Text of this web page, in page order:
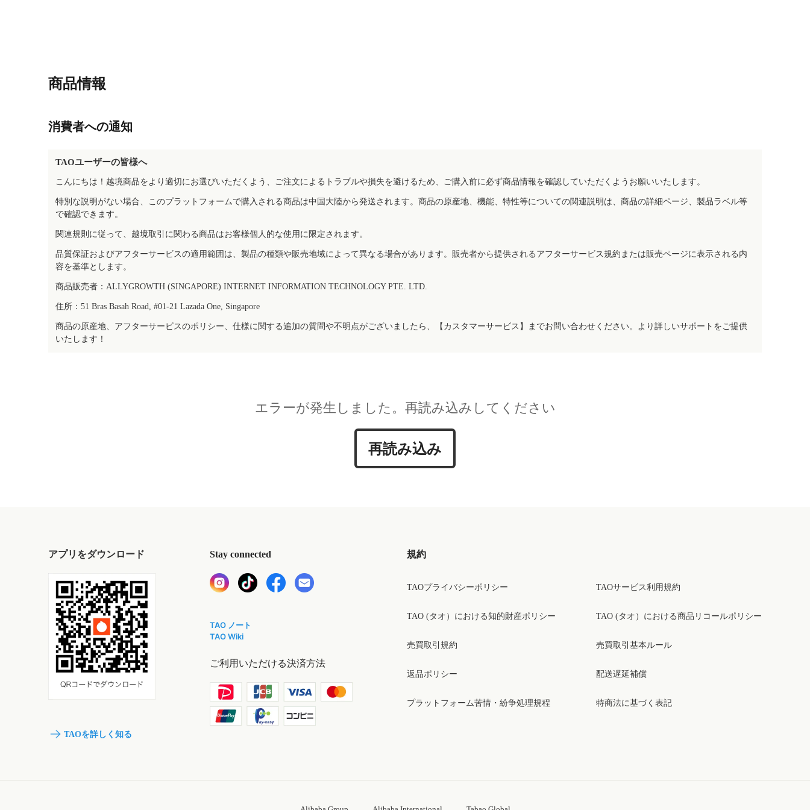
商品情報
消費者への通知
TAOユーザーの皆様へ
こんにちは！越境商品をより適切にお選びいただくよう、ご注文によるトラブルや損失を避けるため、ご購入前に必ず商品情報を確認していただくようお願いいたします。
特別な説明がない場合、このプラットフォームで購入される商品は中国大陸から発送されます。商品の原産地、機能、特性等についての関連説明は、商品の詳細ページ、製品ラベル等
で確認できます。
関連規則に従って、越境取引に関わる商品はお客様個人的な使用に限定されます。
品質保証およびアフターサービスの適用範囲は、製品の種類や販売地域によって異なる場合があります。販売者から提供されるアフターサービス規約または販売ページに表示される内
容を基準とします。
商品販売者：ALLYGROWTH (SINGAPORE) INTERNET INFORMATION TECHNOLOGY PTE. LTD.
住所：51 Bras Basah Road, #01-21 Lazada One, Singapore
商品の原産地、アフターサービスのポリシー、仕様に関する追加の質問や不明点がございましたら、【カスタマーサービス】までお問い合わせください。より詳しいサポートをご提供
いたします！
エラーが発生しました。再読み込みしてください
再読み込み
アプリをダウンロード
TAOを詳しく知る
Stay connected
TAO ノート
TAO Wiki
ご利用いただける決済方法
規約
TAOプライバシーポリシー
TAO (タオ）における知的財産ポリシー
売買取引規約
返品ポリシー
プラットフォーム苦情・紛争処理規程
TAOサービス利用規約
TAO (タオ）における商品リコールポリシー
売買取引基本ルール
配送遅延補償
特商法に基づく表記